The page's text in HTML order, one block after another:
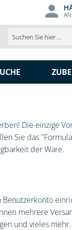
Die einzige
Sie das
der Ware.
Benutzerkonto
mehrere
und vieles mehr.